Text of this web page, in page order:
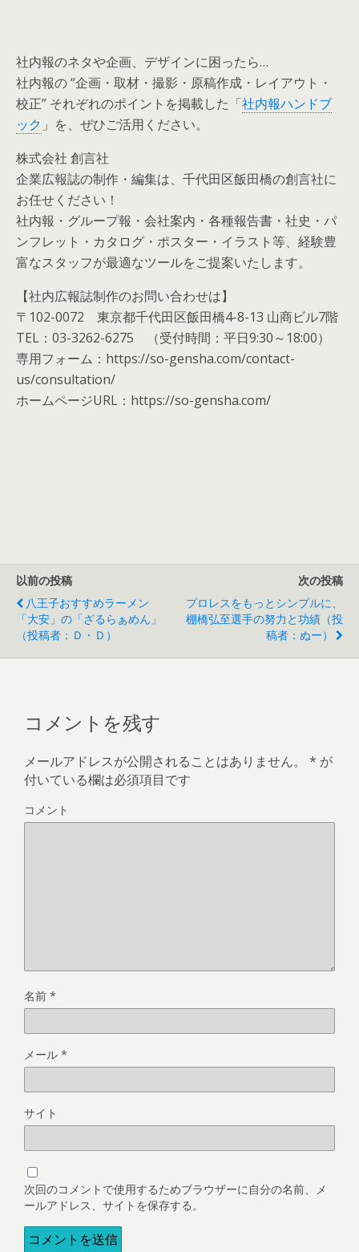
社内報のネタや企画、デザインに困ったら…
社内報の “企画・取材・撮影・原稿作成・レイアウト・
校正” それぞれのポイントを掲載した「社内報ハンドブ
ック 」を、ぜひご活用ください。
株式会社 創言社
企業広報誌の制作・編集は、千代田区飯田橋の創言社に
お任せください！
社内報・グループ報・会社案内・各種報告書・社史・パ
ンフレット・カタログ・ポスター・イラスト等、経験豊
富なスタッフが最適なツールをご提案いたします。
【社内広報誌制作のお問い合わせは】
〒102-0072 東京都千代田区飯田橋4-8-13 山商ビル7階
TEL：03-3262-6275 （受付時間：平日9:30～18:00）
専用フォーム：https://so-gensha.com/contact-
us/consultation/
ホームページURL：https://so-gensha.com/
以前の投稿
八王子おすすめラーメン
「大安」の「ざるらぁめん」
（投稿者：Ｄ・Ｄ）
次の投稿
プロレスをもっとシンプルに、
棚橋弘至選手の努力と功績（投
稿者：ぬー）
コメントを残す
メールアドレスが公開されることはありません。 * が
付いている欄は必須項目です
コメント
名前 *
メール *
サイト
次回のコメントで使用するためブラウザーに自分の名前、メ
ールアドレス、サイトを保存する。